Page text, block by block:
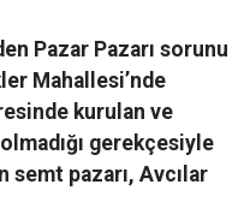
Pazar Pazarı sorunu
Mahallesi’nde
kurulan ve
gerekçesiyle
semt pazarı, Avcılar